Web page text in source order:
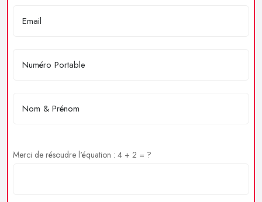
Merci de résoudre l'équation : 4 + 2 = ?